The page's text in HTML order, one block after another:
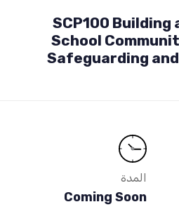
SCP100 Building
School
Safeguarding
المدة
Coming Soon